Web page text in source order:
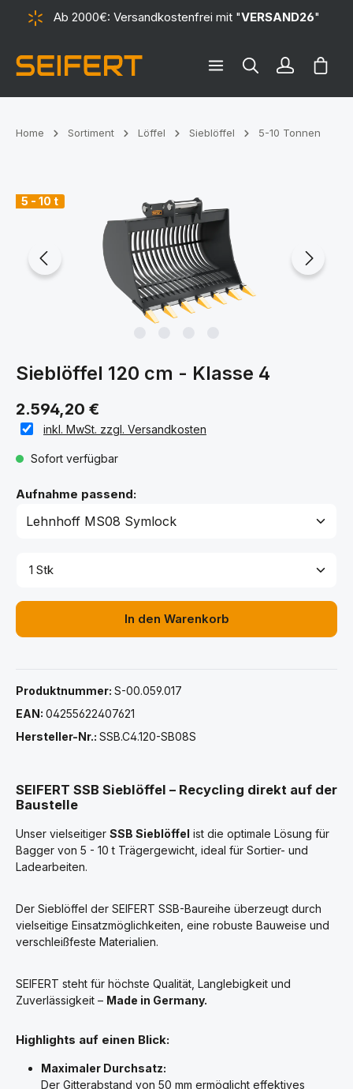
springenAb 2000€: Versandkostenfrei mit "VERSAND26"
Home Sortiment Löffel Sieblöffel 5-10 Tonnen
5 - 10 t
Sieblöffel 120 cm - Klasse 4
2.594,20 €
inkl. MwSt. zzgl. Versandkosten
Sofort verfügbar
Aufnahme passend:auswählen
Produkt Anzahl: Gib den gewünschten Wert ein
In den Warenkorb
Produktnummer: S-00.059.017
EAN: 04255622407621
Hersteller-Nr.: SSB.C4.120-SB08S
SEIFERT SSB Sieblöffel – Recycling direkt auf der
Baustelle
Unser vielseitiger SSB Sieblöffel ist die optimale Lösung für
Bagger von 5 - 10 t Trägergewicht, ideal für Sortier- und
Ladearbeiten.
Der Sieblöffel der SEIFERT SSB-Baureihe überzeugt durch
vielseitige Einsatzmöglichkeiten, eine robuste Bauweise und
verschleißfeste Materialien.
SEIFERT steht für höchste Qualität, Langlebigkeit und
Zuverlässigkeit – Made in Germany.
Highlights auf einen Blick:
Maximaler Durchsatz:
Der Gitterabstand von 50 mm ermöglicht effektives